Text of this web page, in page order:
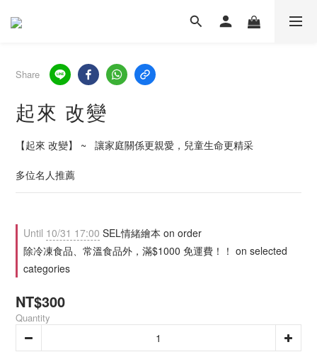
Share
起來 改變
【起來 改變】 ~   讓家庭關係更親愛，兒童生命更精采
多位名人推薦
Until 10/31 17:00 SEL情緒繪本 on order
除冷凍食品、常溫食品外，滿$1000 免運費！！ on selected
categories
NT$300
Quantity